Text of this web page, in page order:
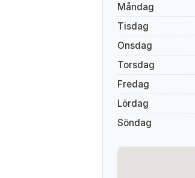
Måndag
Tisdag
Onsdag
Torsdag
Fredag
Lördag
Söndag